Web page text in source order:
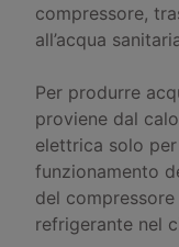
compressore,
all’acqua
Per produrre
proviene dal
elettrica solo
funzionamento
del
refrigerante nel